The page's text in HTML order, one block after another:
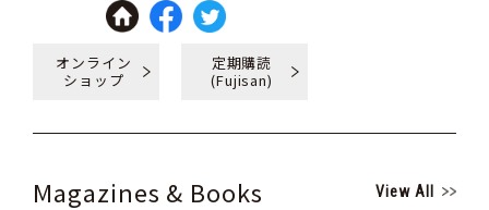
オンライン
ショップ
定期購読
(Fujisan)
Magazines & Books View All